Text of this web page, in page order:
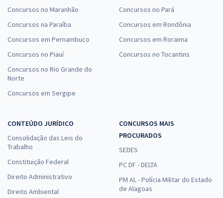
Concursos no Maranhão
Concursos na Paraíba
Concursos em Pernambuco
Concursos no Piauí
Concursos no Rio Grande do
Norte
Concursos em Sergipe
Concursos no Pará
Concursos em Rondônia
Concursos em Roraima
Concursos no Tocantins
CONTEÚDO JURÍDICO
Consolidação das Leis do
Trabalho
Constituição Federal
Direito Administrativo
Direito Ambiental
CONCURSOS MAIS
PROCURADOS
SEDES
PC DF - DELTA
PM AL - Polícia Militar do Estado
de Alagoas